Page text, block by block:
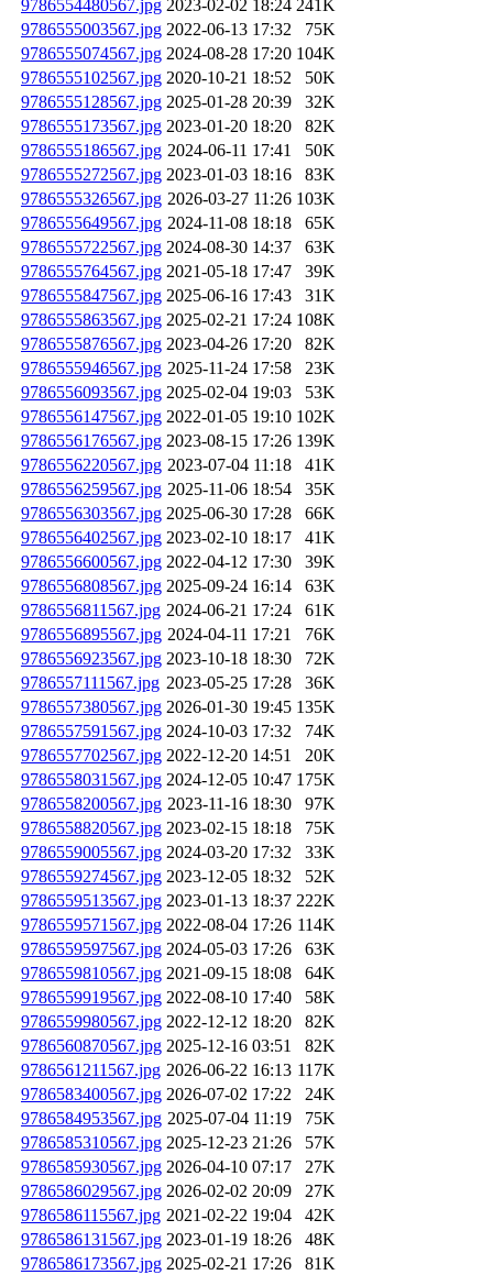
9786554480567.jpg 2023-02-02 18:24 241K
9786555003567.jpg 2022-06-13 17:32
75K
9786555074567.jpg 2024-08-28 17:20 104K
9786555102567.jpg 2020-10-21 18:52
50K
9786555128567.jpg 2025-01-28 20:39
32K
9786555173567.jpg 2023-01-20 18:20
82K
9786555186567.jpg 2024-06-11 17:41
50K
9786555272567.jpg 2023-01-03 18:16
83K
9786555326567.jpg 2026-03-27 11:26 103K
9786555649567.jpg 2024-11-08 18:18
65K
9786555722567.jpg 2024-08-30 14:37
63K
9786555764567.jpg 2021-05-18 17:47
39K
9786555847567.jpg 2025-06-16 17:43
31K
9786555863567.jpg 2025-02-21 17:24 108K
9786555876567.jpg 2023-04-26 17:20
82K
9786555946567.jpg 2025-11-24 17:58
23K
9786556093567.jpg 2025-02-04 19:03
53K
9786556147567.jpg 2022-01-05 19:10 102K
9786556176567.jpg 2023-08-15 17:26 139K
9786556220567.jpg 2023-07-04 11:18
41K
9786556259567.jpg 2025-11-06 18:54
35K
9786556303567.jpg 2025-06-30 17:28
66K
9786556402567.jpg 2023-02-10 18:17
41K
9786556600567.jpg 2022-04-12 17:30
39K
9786556808567.jpg 2025-09-24 16:14
63K
9786556811567.jpg 2024-06-21 17:24
61K
9786556895567.jpg 2024-04-11 17:21
76K
9786556923567.jpg 2023-10-18 18:30
72K
9786557111567.jpg 2023-05-25 17:28
36K
9786557380567.jpg 2026-01-30 19:45 135K
9786557591567.jpg 2024-10-03 17:32
74K
9786557702567.jpg 2022-12-20 14:51
20K
9786558031567.jpg 2024-12-05 10:47 175K
9786558200567.jpg 2023-11-16 18:30
97K
9786558820567.jpg 2023-02-15 18:18
75K
9786559005567.jpg 2024-03-20 17:32
33K
9786559274567.jpg 2023-12-05 18:32
52K
9786559513567.jpg 2023-01-13 18:37 222K
9786559571567.jpg 2022-08-04 17:26 114K
9786559597567.jpg 2024-05-03 17:26
63K
9786559810567.jpg 2021-09-15 18:08
64K
9786559919567.jpg 2022-08-10 17:40
58K
9786559980567.jpg 2022-12-12 18:20
82K
9786560870567.jpg 2025-12-16 03:51
82K
9786561211567.jpg 2026-06-22 16:13 117K
9786583400567.jpg 2026-07-02 17:22
24K
9786584953567.jpg 2025-07-04 11:19
75K
9786585310567.jpg 2025-12-23 21:26
57K
9786585930567.jpg 2026-04-10 07:17
27K
9786586029567.jpg 2026-02-02 20:09
27K
9786586115567.jpg 2021-02-22 19:04
42K
9786586131567.jpg 2023-01-19 18:26
48K
9786586173567.jpg 2025-02-21 17:26
81K